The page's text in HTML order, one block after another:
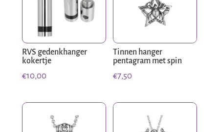
RVS gedenkhanger
kokertje
€10,00
Tinnen hanger
pentagram met spin
€7,50